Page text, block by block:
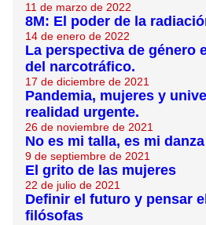
11 de marzo de 2022
8M: El poder de la
14 de enero de 2022
La perspectiva de género
del narcotráfico.
17 de diciembre de 2021
Pandemia, mujeres y
realidad urgente.
26 de noviembre de 2021
No es mi talla, es mi danza
9 de septiembre de 2021
El grito de las mujeres
22 de julio de 2021
Definir el futuro y pensar
filósofas